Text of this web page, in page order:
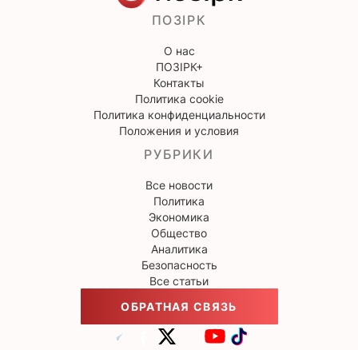
ПОЗІРК
О нас
ПОЗІРК+
Контакты
Политика cookie
Политика конфиденциальности
Положения и условия
РУБРИКИ
Все новости
Политика
Экономика
Общество
Аналитика
Безопасность
Все статьи
ОБРАТНАЯ СВЯЗЬ